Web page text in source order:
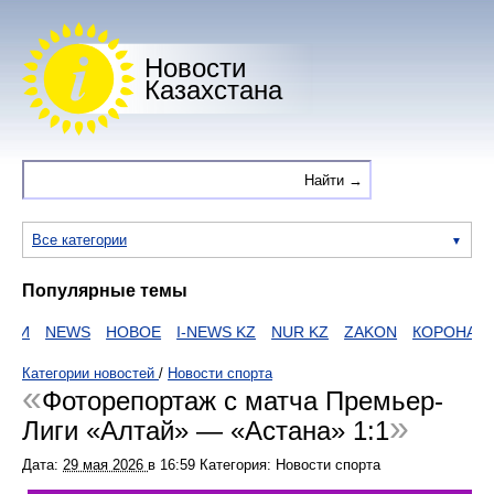
Новости
Казахстана
Все категории
Популярные темы
NEWS НОВОЕ I-NEWS KZ NUR KZ ZAKON
Категории новостей / Новости спорта
Фоторепортаж с матча Премьер-
Лиги «Алтай» — «Астана» 1:1
Дата: 29 мая 2026 в 16:59 Категория: Новости спорта